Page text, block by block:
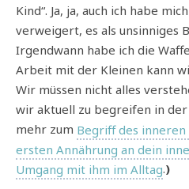
Kind“. Ja, ja, auch ich habe
verweigert, es als unsinniges
Irgendwann habe ich die
Arbeit mit der Kleinen kann
Wir müssen nicht alles
wir aktuell zu begreifen in der
mehr zum Begriff des inneren
ersten Annährung an dein
Umgang mit ihm im Alltag.)